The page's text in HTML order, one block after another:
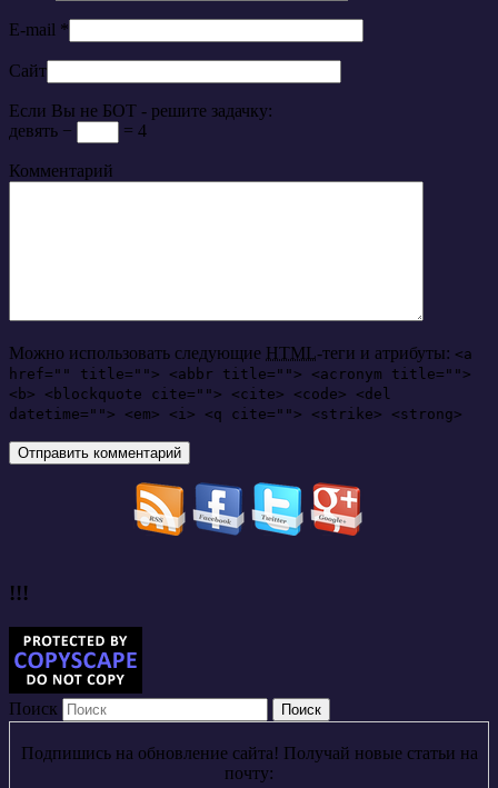
E-mail *
Сайт
Если Вы не БОТ - решите задачку:
девять −
= 4
Комментарий
Можно использовать следующие HTML-теги и атрибуты: <a
href="" title=""> <abbr title=""> <acronym title="">
<b> <blockquote cite=""> <cite> <code> <del
datetime=""> <em> <i> <q cite=""> <strike> <strong>
!!!
Поиск
Подпишись на обновление сайта! Получай новые статьи на
почту: